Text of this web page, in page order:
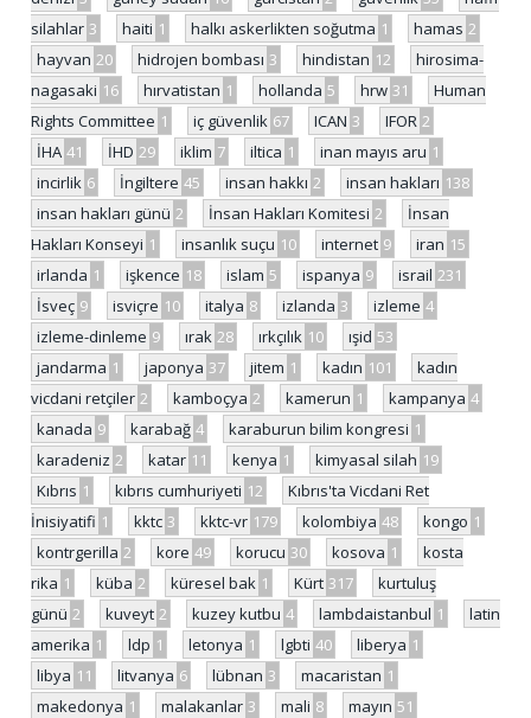
silahlar 3 haiti 1 halkı askerlikten soğutma 1 hamas 2
hayvan 20 hidrojen bombası 3 hindistan 12
hirosima-
nagasaki 16 hırvatistan 1 hollanda 5 hrw 31
Human
Rights Committee 1 iç güvenlik 67 ICAN 3 IFOR 2
İHA 41 İHD 29 iklim 7 iltica 1 inan mayıs aru 1
incirlik 6 İngiltere 45 insan hakkı 2 insan hakları 138
insan hakları günü 2 İnsan Hakları Komitesi 2
İnsan
Hakları Konseyi 1 insanlık suçu 10 internet 9 iran 15
irlanda 1 işkence 18 islam 5 ispanya 9 israil 231
İsveç 9 isviçre 10 italya 8 izlanda 3 izleme 4
izleme-dinleme 9 ırak 28 ırkçılık 10 ışid 53
jandarma 1 japonya 37 jitem 1 kadın 101
kadın
vicdani retçiler 2 kamboçya 2 kamerun 1 kampanya 4
kanada 9 karabağ 4 karaburun bilim kongresi 1
karadeniz 2 katar 11 kenya 1 kimyasal silah 19
Kıbrıs 1 kıbrıs cumhuriyeti 12
Kıbrıs'ta Vicdani Ret
İnisiyatifi 1 kktc 3 kktc-vr 179 kolombiya 48 kongo 1
kontrgerilla 2 kore 49 korucu 30 kosova 1
kosta
rika 1 küba 2 küresel bak 1 Kürt 317
kurtuluş
günü 2 kuveyt 2 kuzey kutbu 4 lambdaistanbul 1
latin
amerika 1 ldp 1 letonya 1 lgbti 40 liberya 1
libya 11 litvanya 6 lübnan 3 macaristan 1
makedonya 1 malakanlar 3 mali 8 mayın 51